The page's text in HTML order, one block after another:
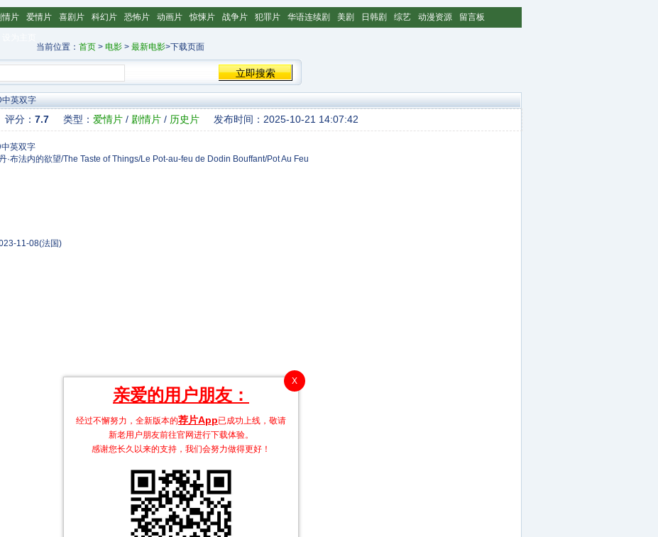
情片 爱情片 喜剧片 科幻片 恐怖片 动画片 惊悚片 战争片 犯罪片 华语连续剧 美剧 日韩剧 综艺 动漫资源 留言板
当前位置： 首页 > 电影 > 最新电影>下载页面
英双字
评分： 7.7 类型： 爱情片 / 剧情片 / 历史片 发布时间：2025-10-21 14:07:42
内的欲望/The Taste of Things/Le Pot-au-feu de Dodin Bouffant/Pot Au Feu
11-08(法国)
X
亲爱的用户朋友：
经过不懈努力，全新版本的荐片App已成功上线，敬请
新老用户朋友前往官网进行下载体验。
感谢您长久以来的支持，我们会努力做得更好！